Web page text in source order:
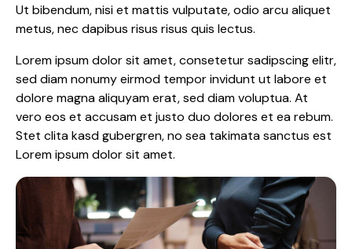
Ut bibendum, nisi et mattis vulputate, odio arcu aliquet
metus, nec dapibus risus risus quis lectus.
Lorem ipsum dolor sit amet, consetetur sadipscing elitr,
sed diam nonumy eirmod tempor invidunt ut labore et
dolore magna aliquyam erat, sed diam voluptua. At
vero eos et accusam et justo duo dolores et ea rebum.
Stet clita kasd gubergren, no sea takimata sanctus est
Lorem ipsum dolor sit amet.